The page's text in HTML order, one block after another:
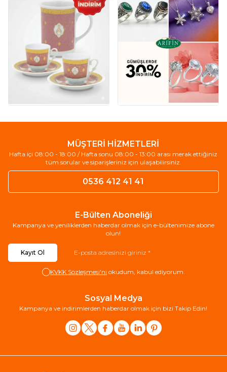
MÜŞTERİ HİZMETLERİ
Hafta içi 08:00 - 18:00 / Hafta sonu 08:00 - 13:00 arası merak ettiğiniz
tüm sorular ve siparişleriniz için ulaşabilirsiniz.
0536 412 41 41
E-Bülten Aboneliği
Kampanya ve yeniliklerden haberdar olmak için e-bültenimize abone
olun!
Kayıt Ol
KVKK Sözleşmesi'ni okudum, kabul ediyorum.
Sosyal Medya
Kampanya ve indirimlerden haberdar olmak için bizi Takip Edin!